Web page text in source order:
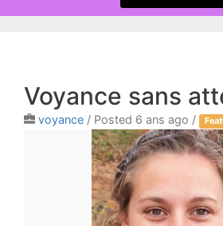
Voyance sans
voyance / Posted 6 ans ago /